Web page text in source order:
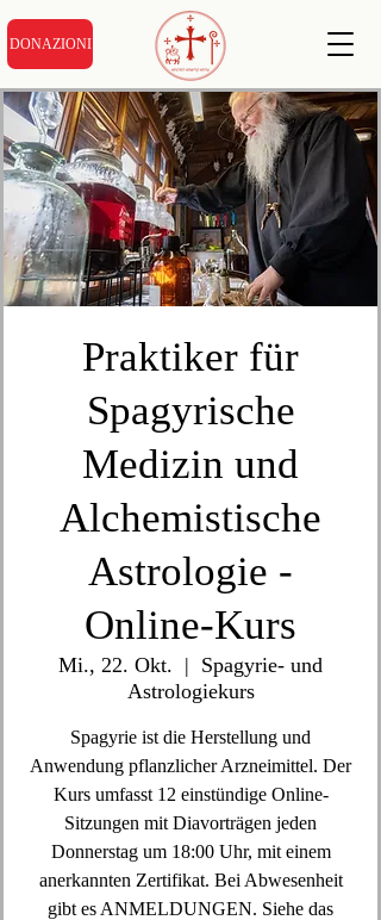
DONAZIONI
Praktiker für
Spagyrische
Medizin und
Alchemistische
Astrologie -
Online-Kurs
Mi., 22. Okt.
  |
Spagyrie- und
Astrologiekurs
Spagyrie ist die Herstellung und
Anwendung pflanzlicher Arzneimittel. Der
Kurs umfasst 12 einstündige Online-
Sitzungen mit Diavorträgen jeden
Donnerstag um 18:00 Uhr, mit einem
anerkannten Zertifikat. Bei Abwesenheit
gibt es ANMELDUNGEN. Siehe das